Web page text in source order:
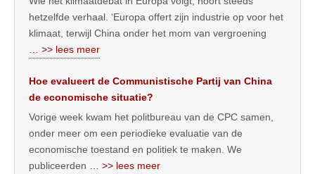
hetzelfde verhaal. ‘Europa offert zijn industrie op voor het
klimaat, terwijl China onder het mom van vergroening
… >> lees meer
Hoe evalueert de Communistische Partij van China
de economische situatie?
Vorige week kwam het politbureau van de CPC samen,
onder meer om een periodieke evaluatie van de
economische toestand en politiek te maken. We
publiceerden
… >> lees meer